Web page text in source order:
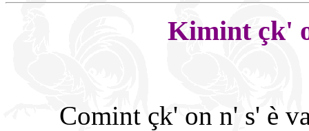
Kimint çk'
Comint çk' on n' s' è